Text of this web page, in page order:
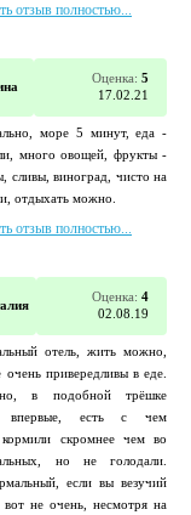
отзыв полностью...
Оценка: 5
17.02.21
море 5 минут, еда -
много овощей, фрукты -
сливы, виноград, чисто на
отдыхать можно.
отзыв полностью...
Оценка: 4
02.08.19
отель, жить можно,
очень привередливы в еде.
в подобной трёшке
впервые, есть с чем
кормили скромнее чем во
но не голодали.
если вы везучий
вот не очень, несмотря на